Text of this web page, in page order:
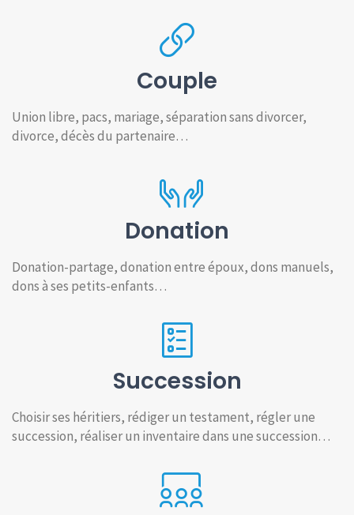
Couple
Union libre, pacs, mariage, séparation sans divorcer,
divorce, décès du partenaire…
Donation
Donation-partage, donation entre époux, dons manuels,
dons à ses petits-enfants…
Succession
Choisir ses héritiers, rédiger un testament, régler une
succession, réaliser un inventaire dans une succession…